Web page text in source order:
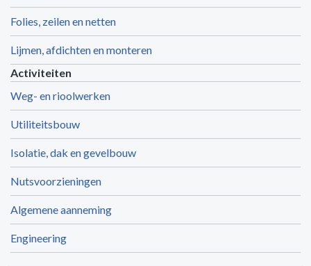
Folies, zeilen en netten
Lijmen, afdichten en monteren
Activiteiten
Weg- en rioolwerken
Utiliteitsbouw
Isolatie, dak en gevelbouw
Nutsvoorzieningen
Algemene aanneming
Engineering